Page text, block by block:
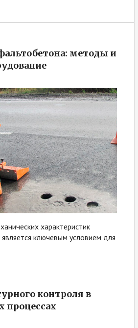
методы и
характеристик
ключевым условием для
контроля в
процессах